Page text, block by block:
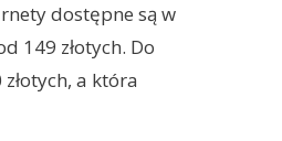
dostępne są w
149 złotych. Do
a która